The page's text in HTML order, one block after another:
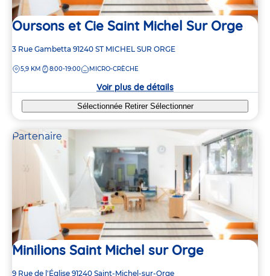
Oursons et Cie Saint Michel Sur Orge
Adresse
la
3 Rue Gambetta 91240 ST MICHEL SUR ORGE
DISTANCE
5,9 KM 8:00-19:00 MICRO-CRÈCHE
Voir plus de détails
Sélectionnée Retirer Sélectionner
Partenaire
Minilions Saint Michel sur Orge
Adresse
9 Rue de l'Église 91240 Saint-Michel-sur-Orge
4
4
2
2
4
4
2
2